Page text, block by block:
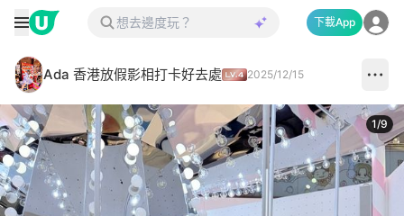
下載App
Ada 香港放假影相打卡好去處 2025/12/15
1/9